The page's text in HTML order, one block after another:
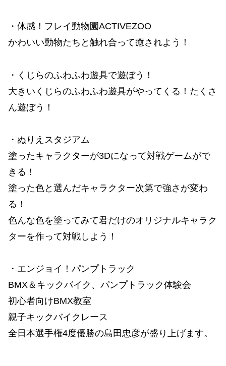
・体感！フレイ動物園ACTIVEZOO
かわいい動物たちと触れ合って癒されよう！
・くじらのふわふわ遊具で遊ぼう！
大きいくじらのふわふわ遊具がやってくる！たくさ
ん遊ぼう！
・ぬりえスタジアム
塗ったキャラクターが3Dになって対戦ゲームがで
きる！
塗った色と選んだキャラクター次第で強さが変わ
る！
色んな色を塗ってみて君だけのオリジナルキャラク
ターを作って対戦しよう！
・エンジョイ！パンプトラック
BMX＆キックバイク、パンプトラック体験会
初心者向けBMX教室
親子キックバイクレース
全日本選手権4度優勝の島田忠彦が盛り上げます。